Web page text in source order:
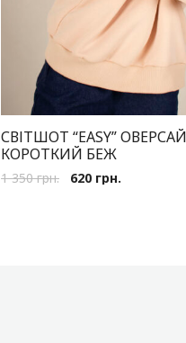
СВІТШОТ “EASY”
КОРОТКИЙ БЕЖ
1 350грн. 620 грн.